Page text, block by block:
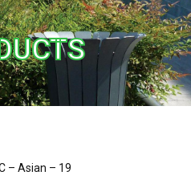
– Asian – 19